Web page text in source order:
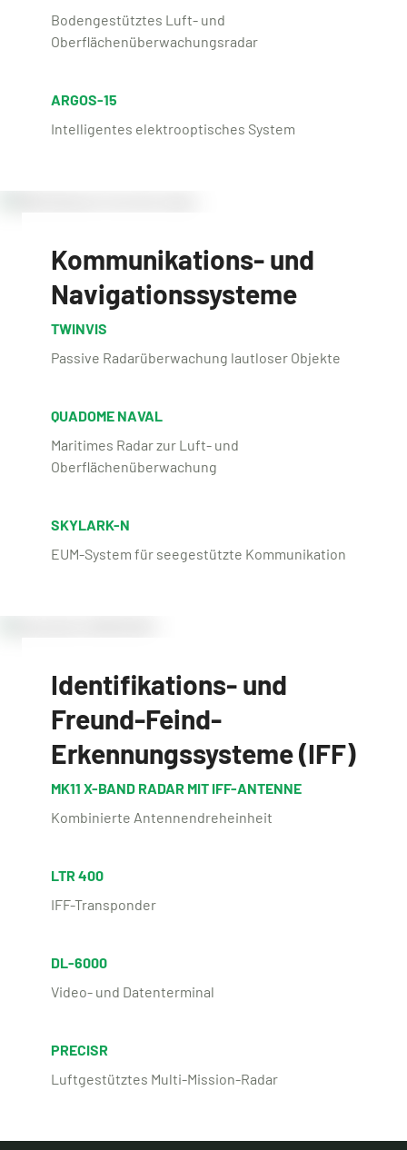
Bodengestütztes Luft- und
Oberflächenüberwachungsradar
ARGOS-15
Intelligentes elektrooptisches System
Kommunikations- und
Navigationssysteme
TWINVIS
Passive Radarüberwachung lautloser Objekte
QUADOME NAVAL
Maritimes Radar zur Luft- und
Oberflächenüberwachung
SKYLARK-N
EUM-System für seegestützte Kommunikation
Identifikations- und
Freund-Feind-
Erkennungssysteme (IFF)
MK11 X-BAND RADAR MIT IFF-ANTENNE
Kombinierte Antennendreheinheit
LTR 400
IFF-Transponder
DL-6000
Video- und Datenterminal
PRECISR
Luftgestütztes Multi-Mission-Radar